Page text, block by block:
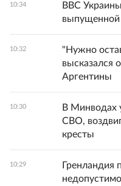
10:34
ВВС
выпущенной
10:32
"Нужно
высказался
Аргентины
10:30
В Минводах
СВО,
кресты
10:29
Гренландия